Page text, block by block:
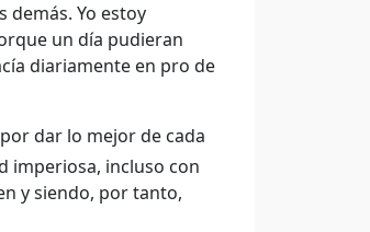
demás. Yo estoy
un día pudieran
diariamente en pro de
dar lo mejor de cada
imperiosa, incluso con
y siendo, por tanto,